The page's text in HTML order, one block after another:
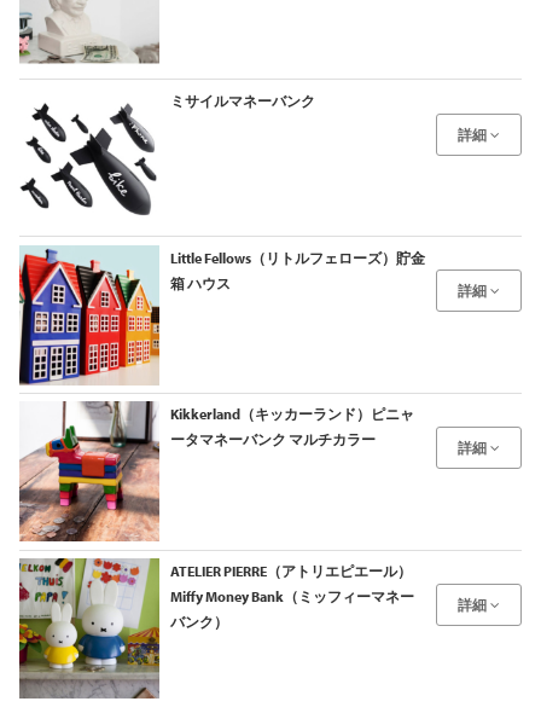
ミサイルマネーバンク
詳細
Little Fellows（リトルフェローズ）貯金
箱 ハウス
詳細
Kikkerland（キッカーランド）ピニャ
ータマネーバンク マルチカラー
詳細
ATELIER PIERRE（アトリエピエール）
Miffy Money Bank（ミッフィーマネー
バンク）
詳細